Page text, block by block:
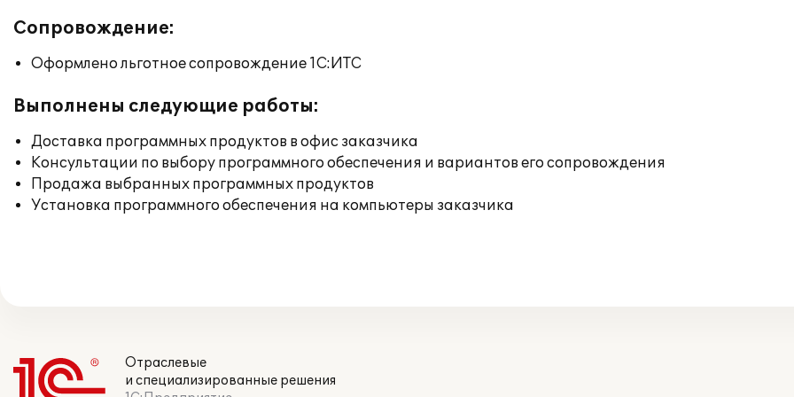
Сопровождение:
Оформлено льготное сопровождение 1С:ИТС
Выполнены следующие работы:
Доставка программных продуктов в офис заказчика
Консультации по выбору программного обеспечения и вариантов его сопровождения
Продажа выбранных программных продуктов
Установка программного обеспечения на компьютеры заказчика
Отраслевые
и специализированные решения